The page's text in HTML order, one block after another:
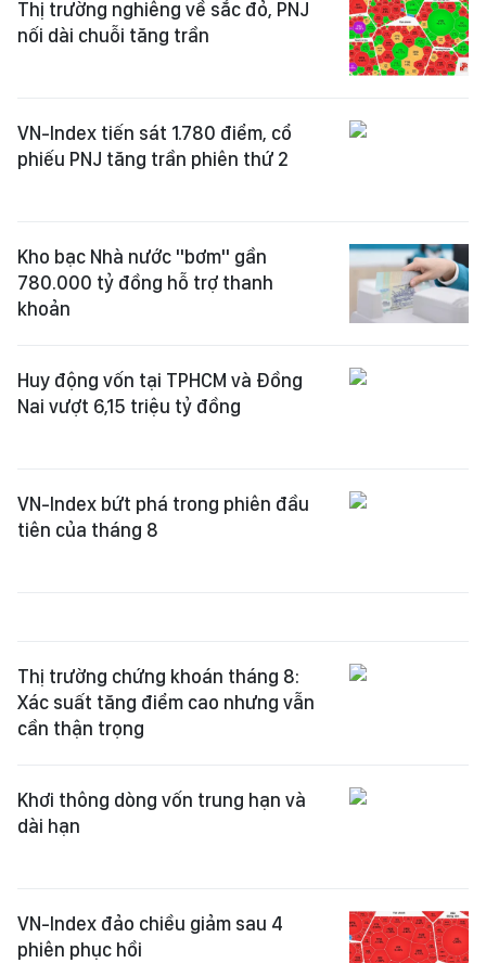
Thị trường nghiêng về sắc đỏ, PNJ
nối dài chuỗi tăng trần
VN-Index tiến sát 1.780 điểm, cổ
phiếu PNJ tăng trần phiên thứ 2
Kho bạc Nhà nước "bơm" gần
780.000 tỷ đồng hỗ trợ thanh
khoản
Huy động vốn tại TPHCM và Đồng
Nai vượt 6,15 triệu tỷ đồng
VN-Index bứt phá trong phiên đầu
tiên của tháng 8
Thị trường chứng khoán tháng 8:
Xác suất tăng điểm cao nhưng vẫn
cần thận trọng
Khơi thông dòng vốn trung hạn và
dài hạn
VN-Index đảo chiều giảm sau 4
phiên phục hồi